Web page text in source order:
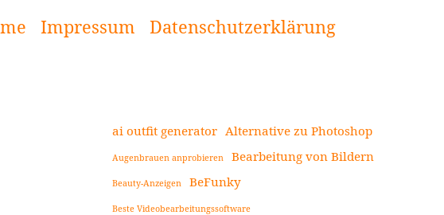
Impressum Datenschutzerklärung
Seitenleiste
ai outfit generator Alternative zu Photoshop
Augenbrauen anprobieren Bearbeitung von Bildern
Beauty-Anzeigen BeFunky
Beste Videobearbeitungssoftware